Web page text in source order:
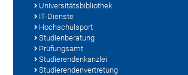
Universitätsbibliothek
IT-Dienste
Hochschulsport
Studienberatung
Prüfungsamt
Studierendenkanzlei
Studierendenvertretung